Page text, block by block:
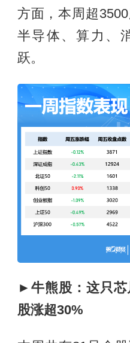
方面，本周超
半导体、算力、
跃。
► 牛熊股：这只
股涨超30%